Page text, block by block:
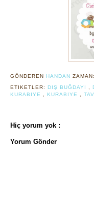
GÖNDEREN HANDAN ZAMAN:
ETIKETLER: DIŞ BUĞDAYI
KURABIYE
KURABIYE
Hiç yorum yok :
Yorum Gönder